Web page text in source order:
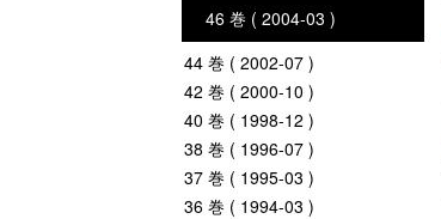
46 巻 ( 2004-03 )
44 巻 ( 2002-07 )
42 巻 ( 2000-10 )
40 巻 ( 1998-12 )
38 巻 ( 1996-07 )
37 巻 ( 1995-03 )
36 巻 ( 1994-03 )